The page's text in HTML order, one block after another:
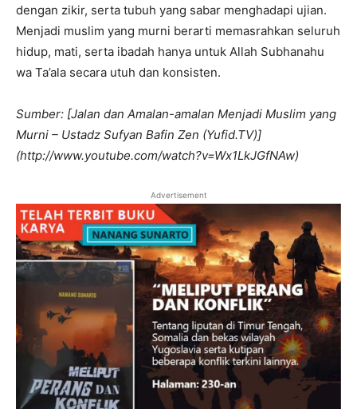
dengan zikir, serta tubuh yang sabar menghadapi ujian.
Menjadi muslim yang murni berarti memasrahkan seluruh
hidup, mati, serta ibadah hanya untuk Allah Subhanahu
wa Ta’ala secara utuh dan konsisten.
Sumber: [Jalan dan Amalan-amalan Menjadi Muslim yang
Murni – Ustadz Sufyan Bafin Zen (Yufid.TV)]
(http://www.youtube.com/watch?v=Wx1LkJGfNAw)
Advertisement